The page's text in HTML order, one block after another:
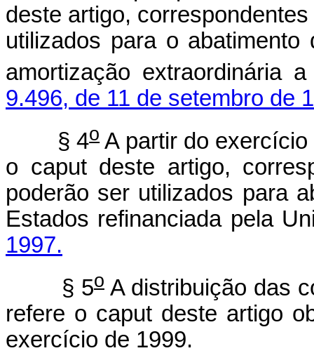
deste artigo,
utilizados para o
amortização extraordinária
9.496, de 11 de setembro de
§ 4oA partir do exercício
o caput deste artigo,
poderão ser utilizados para
Estados refinanciada pela
1997.
§ 5o A distribuição das
refere o caput deste artigo
exercício de 1999.